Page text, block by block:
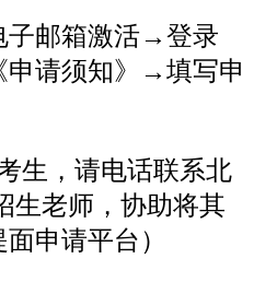
邮箱激活→登录
申请须知》→填写申
生，请电话联系北
生老师，协助将其
申请平台）